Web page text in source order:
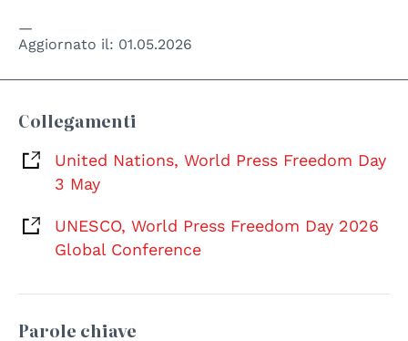
Aggiornato il: 01.05.2026
Collegamenti
United Nations, World Press Freedom Day
3 May
UNESCO, World Press Freedom Day 2026
Global Conference
Parole chiave